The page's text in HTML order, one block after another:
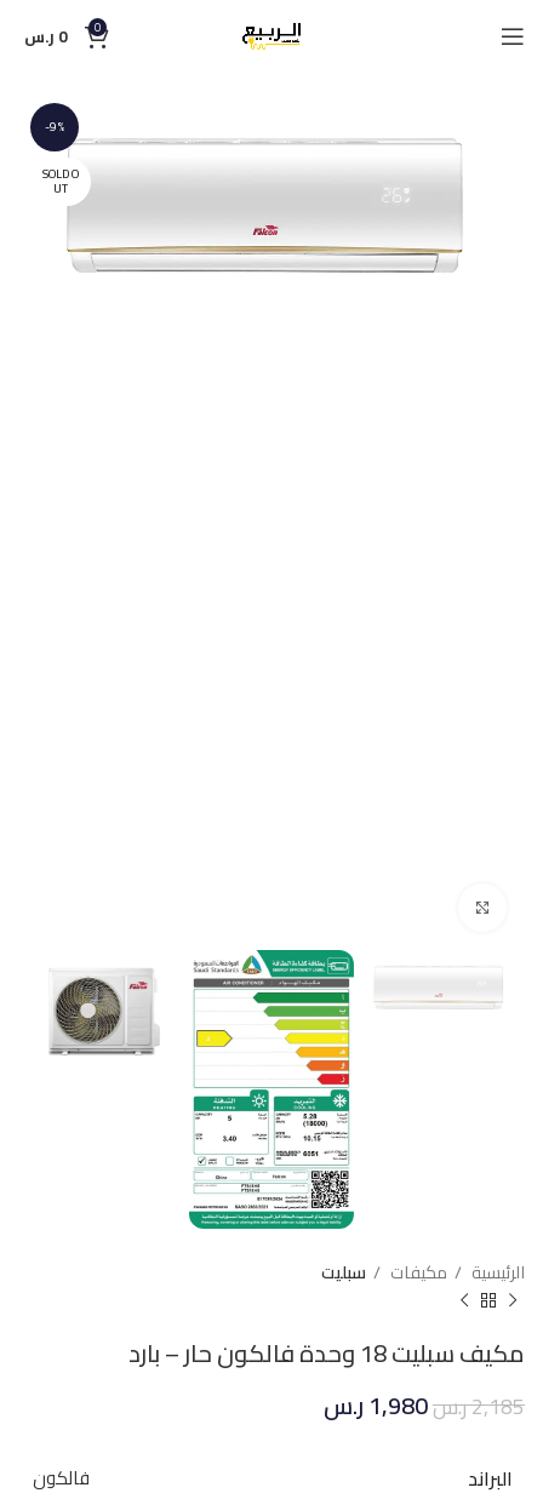
0
0 ر.س
-9%
SOLD O
UT
الرئيسية مكيفات سبليت
مكيف سبليت 18 وحدة فالكون حار – بارد
2,185ر.س1,980ر.س
البراند فالكون